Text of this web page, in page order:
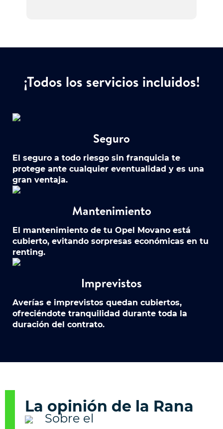
¡Todos los servicios incluidos!
Seguro
El seguro a todo riesgo sin franquicia te
protege ante cualquier eventualidad y es una
gran ventaja.
Mantenimiento
El mantenimiento de tu Opel Movano está
cubierto, evitando sorpresas económicas en tu
renting.
Imprevistos
Averías e imprevistos quedan cubiertos,
ofreciéndote tranquilidad durante toda la
duración del contrato.
La opinión de la Rana